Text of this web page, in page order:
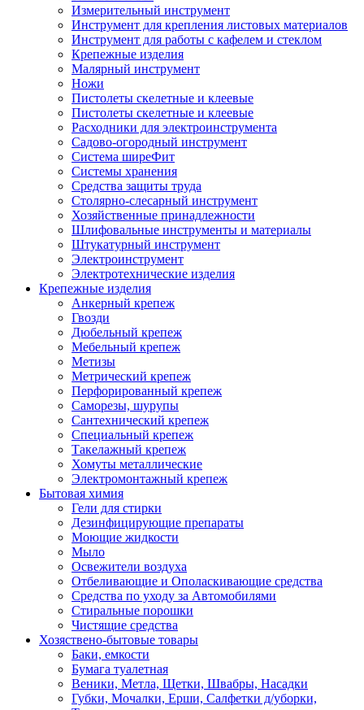
Измерительный инструмент
Инструмент для крепления листовых материалов
Инструмент для работы с кафелем и стеклом
Крепежные изделия
Малярный инструмент
Ножи
Пистолеты скелетные и клеевые
Пистолеты скелетные и клеевые
Расходники для электроинструмента
Садово-огородный инструмент
Система ширеФит
Системы хранения
Средства защиты труда
Столярно-слесарный инструмент
Хозяйственные принадлежности
Шлифовальные инструменты и материалы
Штукатурный инструмент
Электроинструмент
Электротехнические изделия
Крепежные изделия
Анкерный крепеж
Гвозди
Дюбельный крепеж
Мебельный крепеж
Метизы
Метрический крепеж
Перфорированный крепеж
Саморезы, шурупы
Сантехнический крепеж
Специальный крепеж
Такелажный крепеж
Хомуты металлические
Электромонтажный крепеж
Бытовая химия
Гели для стирки
Дезинфицирующие препараты
Моющие жидкости
Мыло
Освежители воздуха
Отбеливающие и Ополаскивающие средства
Средства по уходу за Автомобилями
Стиральные порошки
Чистящие средства
Хозяствено-бытовые товары
Баки, емкости
Бумага туалетная
Веники, Метла, Щетки, Швабры, Насадки
Губки, Мочалки, Ерши, Салфетки д/уборки,